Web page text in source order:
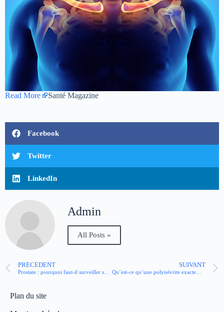
Read More Santé Magazine
Facebook
Twitter
LinkedIn
Admin
All Posts »
PRÉCÉDENT
Prostate : pourquoi faut-il surveiller son taux de PSA ?
SUIVANT
Qu’est-ce qu’une polynévrite exactement ?
Plan du site